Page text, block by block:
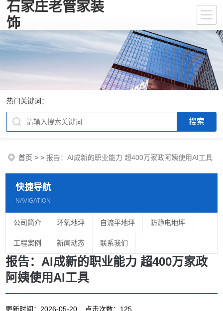
石家庄老管家装
饰
热门关键词：
首页 >>报告：AI成新的职业能力 超400万家政阿姨使用AI工具
快捷导航
NAVIGATION
公司简介 环氧地坪 自流平地坪 防静电地坪
工程案例 新闻动态 联系我们
报告：AI成新的职业能力 超400万家政
阿姨使用AI工具
更新时间：2026-05-20 点击次数：125